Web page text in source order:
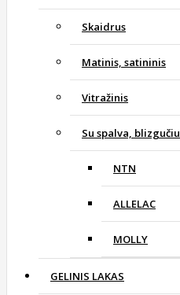
Skaidrus
Matinis, satininis
Vitražinis
Su spalva, blizgučiu
NTN
ALLELAC
MOLLY
GELINIS LAKAS